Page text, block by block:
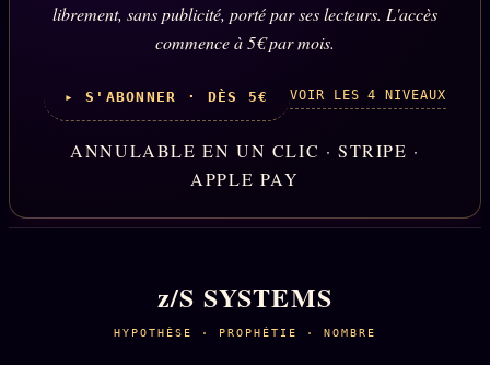
librement, sans publicité, porté par ses lecteurs. L'accès
commence à 5€ par mois.
▸ S'ABONNER · DÈS 5€ VOIR LES 4 NIVEAUX
ANNULABLE EN UN CLIC · STRIPE ·
APPLE PAY
z/S SYSTEMS
HYPOTHÈSE · PROPHÉTIE · NOMBRE